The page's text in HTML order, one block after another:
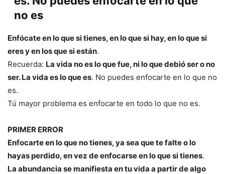
no es
Enfócate en lo que si tienes, en lo que si hay, en lo que si
eres y en los que si están.
Recuerda: La vida no es lo que fue, ni lo que debió ser o no
ser. La vida es lo que es. No puedes enfocarte en lo que no
es.
Tú mayor problema es enfocarte en todo lo que no es.
PRIMER ERROR
Enfocarte en lo que no tienes, ya sea que te falte o lo
hayas perdido, en vez de enfocarse en lo que si tienes.
La abundancia se manifiesta en tu vida a partir de algo